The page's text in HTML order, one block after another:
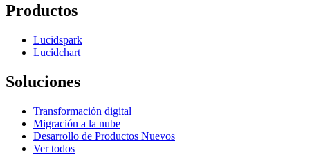
Productos
Lucidspark
Lucidchart
Soluciones
Transformación digital
Migración a la nube
Desarrollo de Productos Nuevos
Ver todos